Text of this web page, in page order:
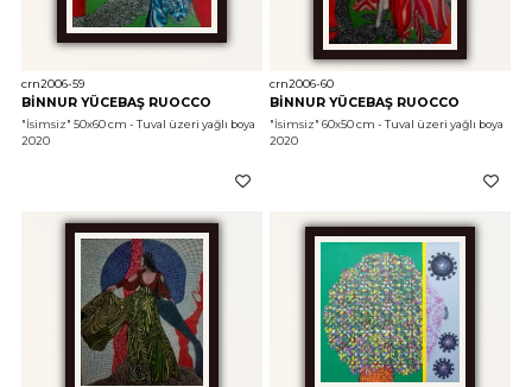
crn2006-59
BİNNUR YÜCEBAŞ RUOCCO
"İsimsiz" 50x60 cm - Tuval üzeri yağlı boya
2020
crn2006-60
BİNNUR YÜCEBAŞ RUOCCO
"İsimsiz" 60x50 cm - Tuval üzeri yağlı boya
2020